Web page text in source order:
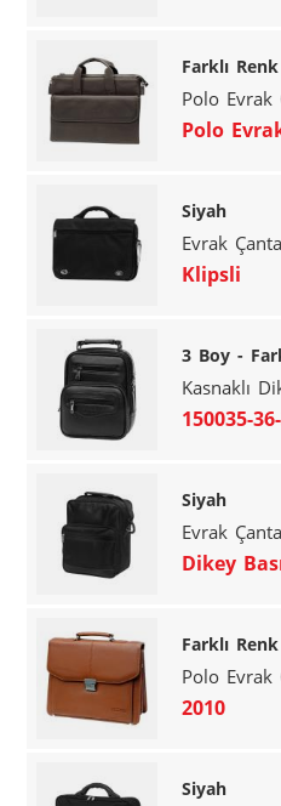
Farklı
Polo Evrak
Polo
Siyah
Evrak
Klipsli
3 Boy -
Kasnaklı
150035-
Siyah
Evrak
Dikey
Farklı
Polo Evrak
2010
Siyah